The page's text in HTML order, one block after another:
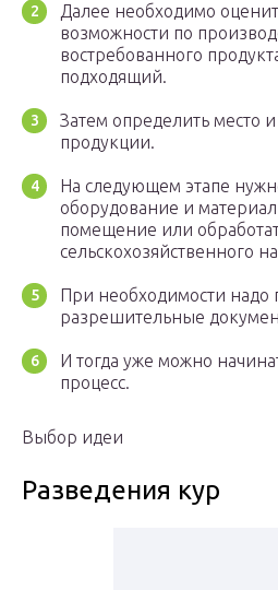
Далее необходимо
возможности по
востребованного
подходящий.
Затем определить место и
продукции.
На следующем этапе
оборудование и
помещение или
сельскохозяйственного
При необходимости надо
разрешительные
И тогда уже можно
процесс.
Выбор идеи
Разведения кур